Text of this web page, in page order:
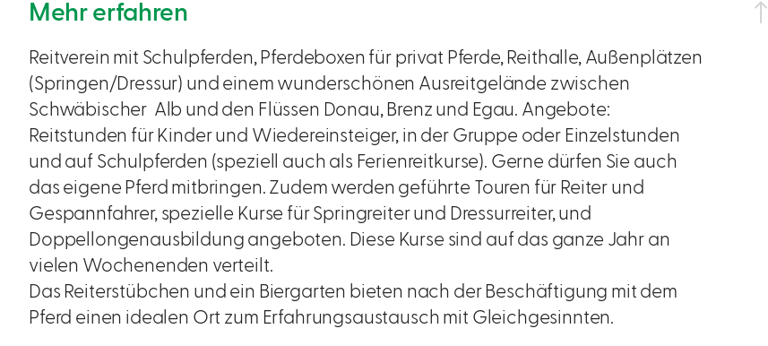
Mehr erfahren
Reitverein mit Schulpferden, Pferdeboxen für privat Pferde, Reithalle, Außenplätzen
(Springen/Dressur) und einem wunderschönen Ausreitgelände zwischen
Schwäbischer Alb und den Flüssen Donau, Brenz und Egau. Angebote:
Reitstunden für Kinder und Wiedereinsteiger, in der Gruppe oder Einzelstunden
und auf Schulpferden (speziell auch als Ferienreitkurse). Gerne dürfen Sie auch
das eigene Pferd mitbringen. Zudem werden geführte Touren für Reiter und
Gespannfahrer, spezielle Kurse für Springreiter und Dressurreiter, und
Doppellongenausbildung angeboten. Diese Kurse sind auf das ganze Jahr an
vielen Wochenenden verteilt.
Das Reiterstübchen und ein Biergarten bieten nach der Beschäftigung mit dem
Pferd einen idealen Ort zum Erfahrungsaustausch mit Gleichgesinnten.